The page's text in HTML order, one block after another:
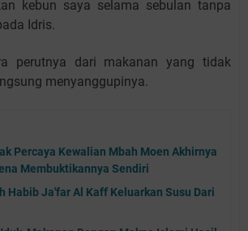
kebun saya selama sebulan tanpa
Idris.
perutnya dari makanan yang tidak
menyanggupinya.
Percaya Kewalian Mbah Moen Akhirnya
Membuktikannya Sendiri
Habib Ja'far Al Kaff Keluarkan Susu Dari